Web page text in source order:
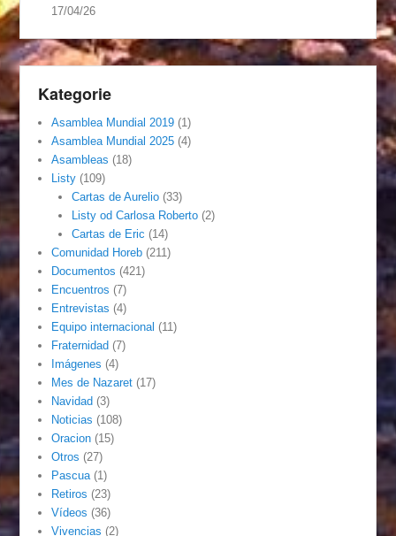
17/04/26
Kategorie
Asamblea Mundial 2019 (1)
Asamblea Mundial 2025 (4)
Asambleas (18)
Listy (109)
Cartas de Aurelio(33)
Listy od Carlosa Roberto(2)
Cartas de Eric (14)
Comunidad Horeb (211)
Documentos (421)
Encuentros (7)
Entrevistas (4)
Equipo internacional (11)
Fraternidad (7)
Imágenes (4)
Mes de Nazaret (17)
Navidad (3)
Noticias (108)
Oracion (15)
Otros (27)
Pascua (1)
Retiros (23)
Vídeos (36)
Vivencias (2)